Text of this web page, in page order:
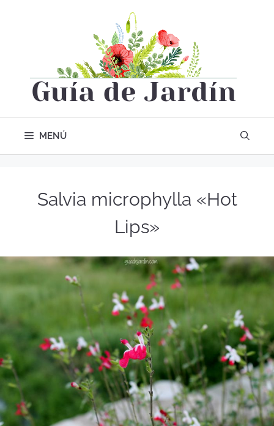
MENÚ
Salvia microphylla «Hot
Lips»